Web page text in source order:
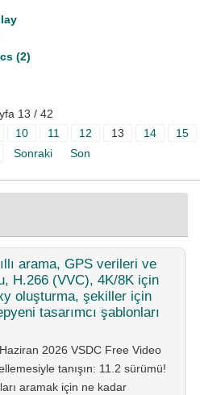
(2)
13 / 42
10 11 12 13 14
15
Sonraki Son
arama, GPS verileri ve
H.266 (VVC), 4K/8K için
oluşturma, şekiller için
tasarımcı şablonları
2026 VSDC Free Video
tanışın: 11.2 sürümü!
aramak için ne kadar